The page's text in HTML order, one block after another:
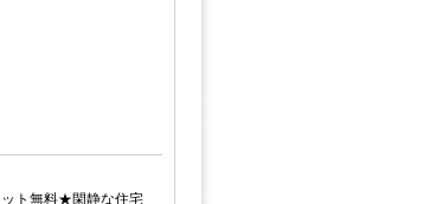
ト無料★閑静な住宅